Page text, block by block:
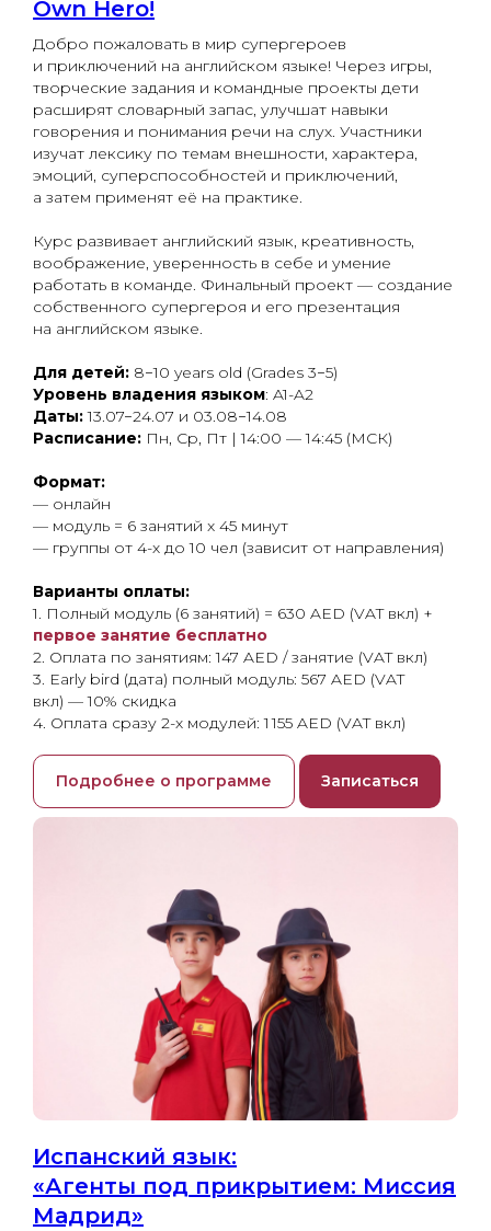
Own Hero!
Добро пожаловать в мир супергероев
и приключений на английском языке! Через игры,
творческие задания и командные проекты дети
расширят словарный запас, улучшат навыки
говорения и понимания речи на слух. Участники
изучат лексику по темам внешности, характера,
эмоций, суперспособностей и приключений,
а затем применят её на практике.
Курс развивает английский язык, креативность,
воображение, уверенность в себе и умение
работать в команде. Финальный проект — создание
собственного супергероя и его презентация
на английском языке.
Для детей: 8−10 years old (Grades 3−5)
Уровень владения языком: A1-A2
Даты:13.07−24.07 и 03.08−14.08
Расписание: Пн, Ср, Пт | 14:00 — 14:45 (МСК)
Формат:
— онлайн
— модуль = 6 занятий x 45 минут
— группы от 4-х до 10 чел (зависит от направления)
Варианты оплаты:
1. Полный модуль (6 занятий) = 630 AED (VAT вкл) +
первое занятие бесплатно
2. Оплата по занятиям: 147 AED / занятие (VAT вкл)
3. Early bird (дата) полный модуль: 567 AED (VAT
вкл) — 10% скидка
4. Оплата сразу 2-х модулей: 1 155 AED (VAT вкл)
Подробнее о программе Записаться
Испанский язык:
«Агенты под прикрытием: Миссия
Мадрид»